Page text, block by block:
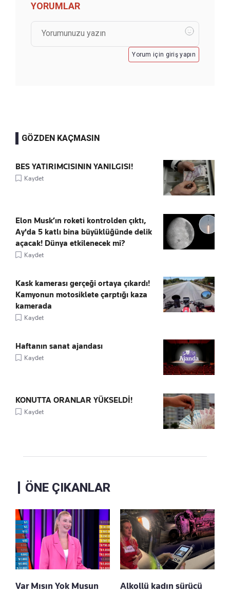
YORUMLAR
Yorum için giriş yapın
GÖZDEN KAÇMASIN
BES YATIRIMCISININ YANILGISI!
Kaydet
Elon Musk’ın roketi kontrolden çıktı,
Ay'da 5 katlı bina büyüklüğünde delik
açacak! Dünya etkilenecek mi?
Kaydet
Kask kamerası gerçeği ortaya çıkardı!
Kamyonun motosiklete çarptığı kaza
kamerada
Kaydet
Haftanın sanat ajandası
Kaydet
KONUTTA ORANLAR YÜKSELDİ!
Kaydet
ÖNE ÇIKANLAR
Var Mısın Yok Musun
Alkollü kadın sürücü